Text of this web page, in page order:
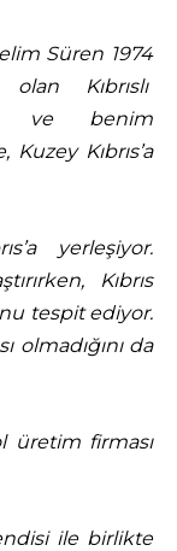
Süren 1974
Kıbrıslı
ve benim
Kıbrıs’a
yerleşiyor.
Kıbrıs
tespit ediyor.
olmadığını da
üretim firması
ile birlikte